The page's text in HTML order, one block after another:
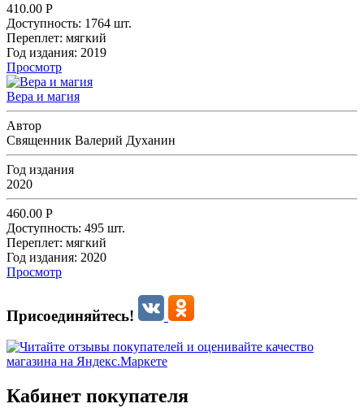
410.00 Р
Доступность: 1764 шт.
Переплет: мягкий
Год издания: 2019
Просмотр
Вера и магия
Автор
Священник Валерий Духанин
Год издания
2020
460.00 Р
Доступность: 495 шт.
Переплет: мягкий
Год издания: 2020
Просмотр
Присоединяйтесь!
Кабинет покупателя